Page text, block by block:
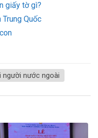
giấy tờ gì?
Quốc
người nước ngoài